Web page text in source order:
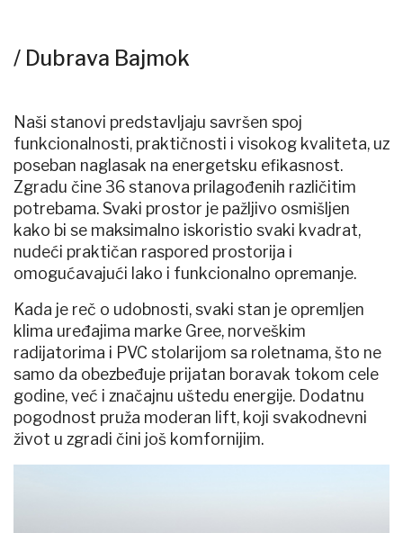
/ Dubrava Bajmok
Naši stanovi predstavljaju savršen spoj
funkcionalnosti, praktičnosti i visokog kvaliteta, uz
poseban naglasak na energetsku efikasnost.
Zgradu čine 36 stanova prilagođenih različitim
potrebama. Svaki prostor je pažljivo osmišljen
kako bi se maksimalno iskoristio svaki kvadrat,
nudeći praktičan raspored prostorija i
omogućavajući lako i funkcionalno opremanje.
Kada je reč o udobnosti, svaki stan je opremljen
klima uređajima marke Gree, norveškim
radijatorima i PVC stolarijom sa roletnama, što ne
samo da obezbeđuje prijatan boravak tokom cele
godine, već i značajnu uštedu energije. Dodatnu
pogodnost pruža moderan lift, koji svakodnevni
život u zgradi čini još komfornijim.